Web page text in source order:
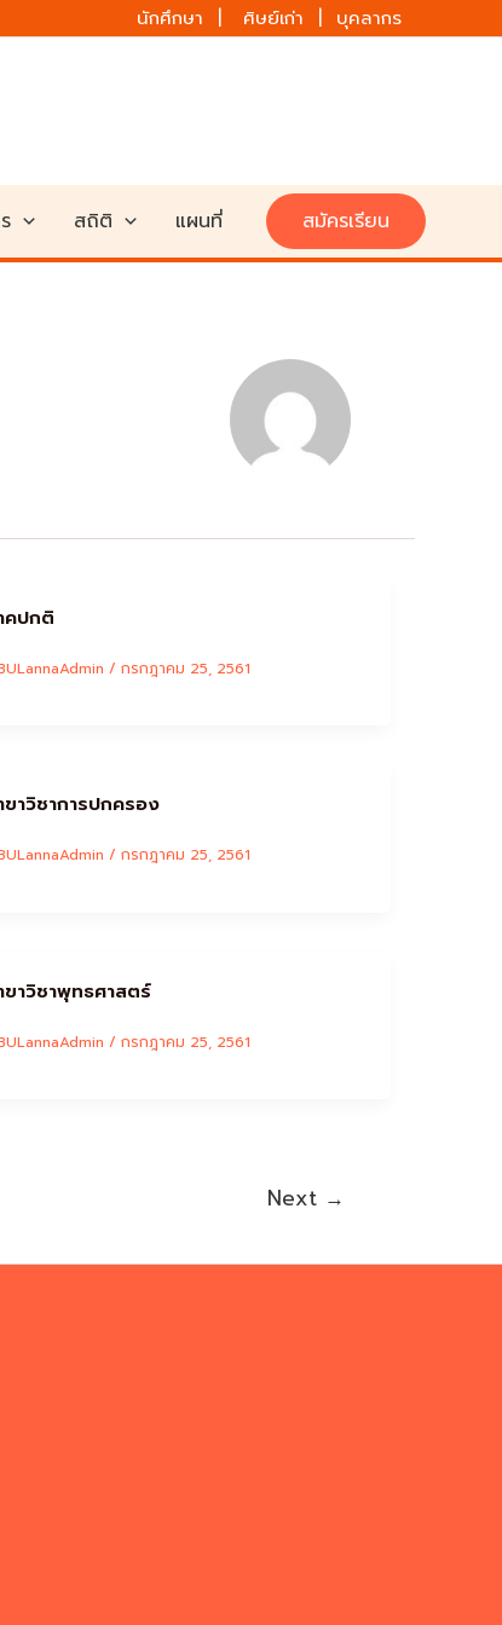
นักศึกษา | ศิษย์เก่า | บุคลากร
สถิติ แผนที่ สมัครเรียน
คปกติ
/ กรกฎาคม 25, 2561
ขาวิชาการปกครอง
/ กรกฎาคม 25, 2561
ขาวิชาพุทธศาสตร์
/ กรกฎาคม 25, 2561
Next →